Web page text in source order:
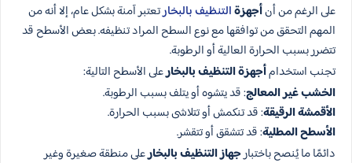
على الرغم من أنأجهزةالتنظيف بالبخارتعتبر آمنة بشكل عام، إلا أنه من
المهم التحقق من توافقها مع نوع السطح المراد تنظيفه. بعض الأسطح قد
تتضرر بسبب الحرارة العالية أو الرطوبة.
تجنب استخدامأجهزة التنظيف بالبخارعلى الأسطح التالية:
الخشب غير المعالج: قد يتشوه أو يتلف بسبب الرطوبة.
الأقمشة الرقيقة: قد تنكمش أو تتلاشى بسبب الحرارة.
الأسطح المطلية: قد تتشقق أو تتقشر.
دائمًا ما يُنصح باختبارجهاز التنظيف بالبخارعلى منطقة صغيرة وغير